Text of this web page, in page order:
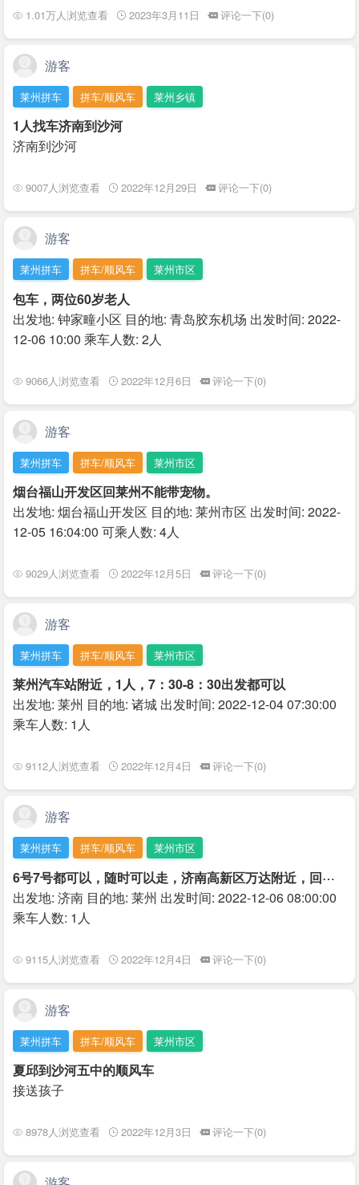
1.01万人浏览查看 2023年3月11日 评论一下(0)
游客
莱州拼车 拼车/顺风车 莱州乡镇
1人找车济南到沙河
济南到沙河
9007人浏览查看 2022年12月29日 评论一下(0)
游客
莱州拼车 拼车/顺风车 莱州市区
包车，两位60岁老人
出发地: 钟家疃小区 目的地: 青岛胶东机场 出发时间: 2022-
12-06 10:00 乘车人数: 2人
9066人浏览查看 2022年12月6日 评论一下(0)
游客
莱州拼车 拼车/顺风车 莱州市区
烟台福山开发区回莱州不能带宠物。
出发地: 烟台福山开发区 目的地: 莱州市区 出发时间: 2022-
12-05 16:04:00 可乘人数: 4人
9029人浏览查看 2022年12月5日 评论一下(0)
游客
莱州拼车 拼车/顺风车 莱州市区
莱州汽车站附近，1人，7：30-8：30出发都可以
出发地: 莱州 目的地: 诸城 出发时间: 2022-12-04 07:30:00
乘车人数: 1人
9112人浏览查看 2022年12月4日 评论一下(0)
游客
莱州拼车 拼车/顺风车 莱州市区
6
号7号都可以，随时可以走，济南高新区万达附近，回莱州西由
出发地: 济南 目的地: 莱州 出发时间: 2022-12-06 08:00:00
乘车人数: 1人
9115人浏览查看 2022年12月4日 评论一下(0)
游客
莱州拼车 拼车/顺风车 莱州市区
夏邱到沙河五中的顺风车
接送孩子
8978人浏览查看 2022年12月3日 评论一下(0)